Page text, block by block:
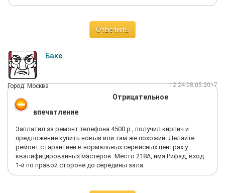
Ответить
Баке
Город: Москва 12:24 08.05.2017
Отрицательное
впечатление
Заплатил за ремонт телефона 4500 р., получил кирпич и
предложение купить новый или там же похожий. Делайте
ремонт с гарантией в нормальных сервисных центрах у
квалифицированных мастеров. Место 218А, имя Рифад, вход
1-й по правой стороне до середины зала.